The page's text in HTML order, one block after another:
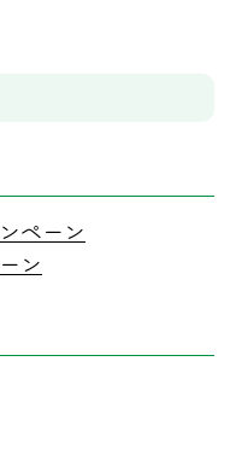
ペーン
ン